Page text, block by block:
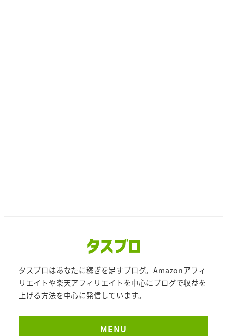
タスブロはあなたに稼ぎを足すブログ。Amazonアフィ
リエイトや楽天アフィリエイトを中心にブログで収益を
上げる方法を中心に発信しています。
MENU